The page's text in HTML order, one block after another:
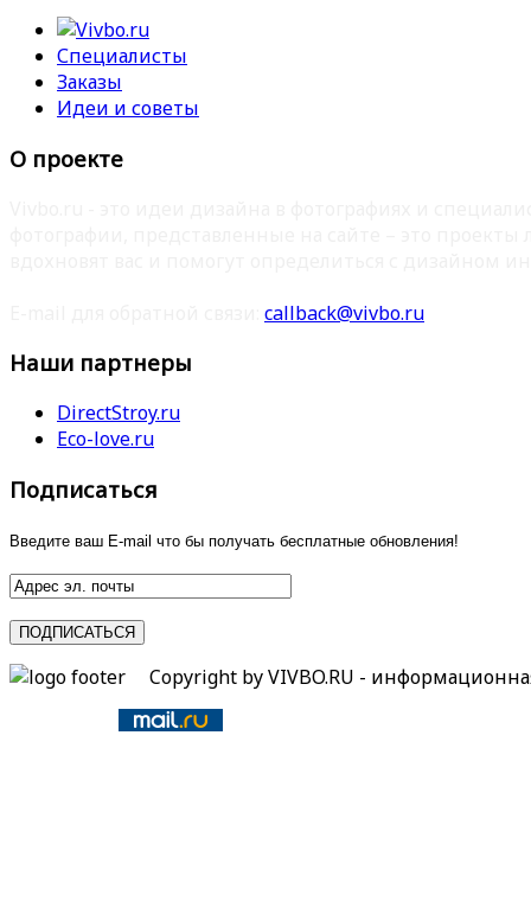
Специалисты
Заказы
Идеи и советы
О проекте
callback@vivbo.ru
Наши партнеры
DirectStroy.ru
Eco-love.ru
Подписаться
Введите ваш E-mail что бы получать бесплатные обновления!
Copyright by VIVBO.RU -